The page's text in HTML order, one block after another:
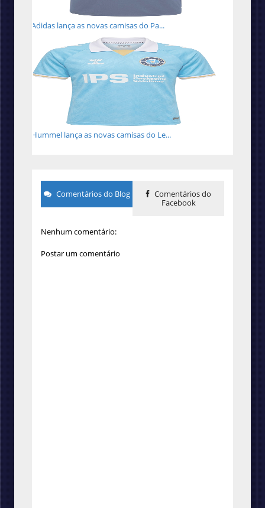
Adidas lança as novas camisas do Pa...
Hummel lança as novas camisas do Le...
Comentários do Blog
Comentários do
Facebook
Nenhum comentário:
Postar um comentário